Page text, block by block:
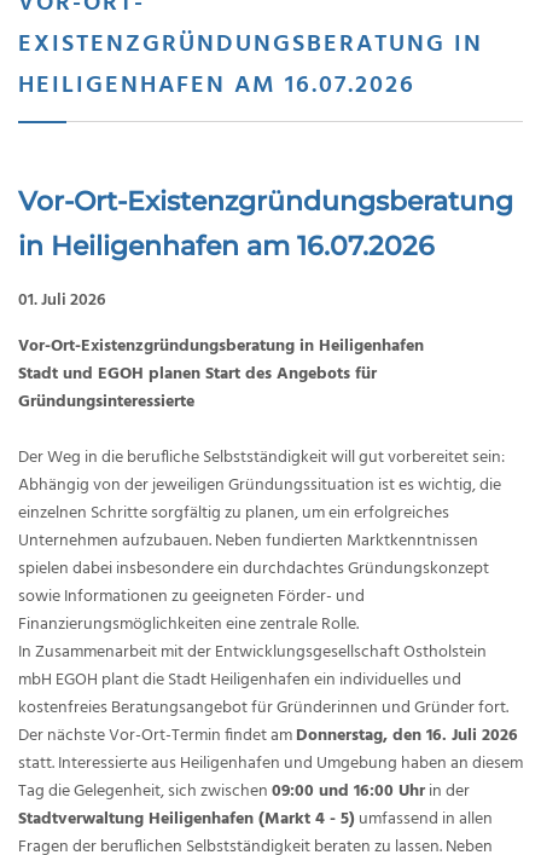
EXISTENZGRÜNDUNGSBERATUNG IN
HEILIGENHAFEN AM 16.07.2026
Vor-Ort-Existenzgründungsberatung
in Heiligenhafen am 16.07.2026
01. Juli 2026
Vor-Ort-Existenzgründungsberatung in Heiligenhafen
Stadt und EGOH planen Start des Angebots für
Gründungsinteressierte
Der Weg in die berufliche Selbstständigkeit will gut vorbereitet sein:
Abhängig von der jeweiligen Gründungssituation ist es wichtig, die
einzelnen Schritte sorgfältig zu planen, um ein erfolgreiches
Unternehmen aufzubauen. Neben fundierten Marktkenntnissen
spielen dabei insbesondere ein durchdachtes Gründungskonzept
sowie Informationen zu geeigneten Förder- und
Finanzierungsmöglichkeiten eine zentrale Rolle.
In Zusammenarbeit mit der Entwicklungsgesellschaft Ostholstein
mbH EGOH plant die Stadt Heiligenhafen ein individuelles und
kostenfreies Beratungsangebot für Gründerinnen und Gründer fort.
Der nächste Vor-Ort-Termin findet amDonnerstag, den 16. Juli 2026
statt. Interessierte aus Heiligenhafen und Umgebung haben an diesem
Tag die Gelegenheit, sich zwischen09:00 und 16:00 Uhrin der
Stadtverwaltung Heiligenhafen (Markt 4 - 5)umfassend in allen
Fragen der beruflichen Selbstständigkeit beraten zu lassen. Neben